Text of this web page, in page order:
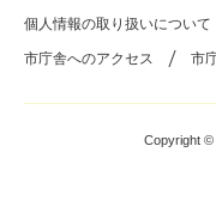
個人情報の取り扱いについて
市庁舎へのアクセス 市
Copyright ©